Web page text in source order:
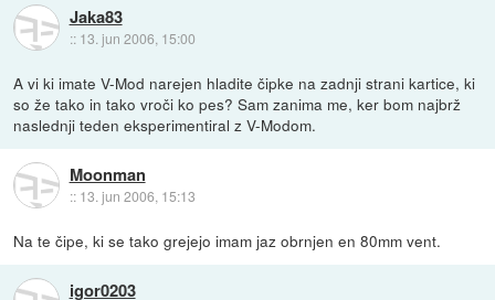
Jaka83
:: 13. jun 2006, 15:00
A vi ki imate V-Mod narejen hladite čipke na zadnji strani kartice, ki
so že tako in tako vroči ko pes? Sam zanima me, ker bom najbrž
naslednji teden eksperimentiral z V-Modom.
Moonman
:: 13. jun 2006, 15:13
Na te čipe, ki se tako grejejo imam jaz obrnjen en 80mm vent.
igor0203